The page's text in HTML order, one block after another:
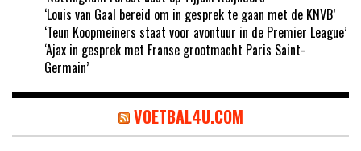
‘Louis van Gaal bereid om in gesprek te gaan met de KNVB’
‘Teun Koopmeiners staat voor avontuur in de Premier League’
‘Ajax in gesprek met Franse grootmacht Paris Saint-
Germain’
VOETBAL4U.COM